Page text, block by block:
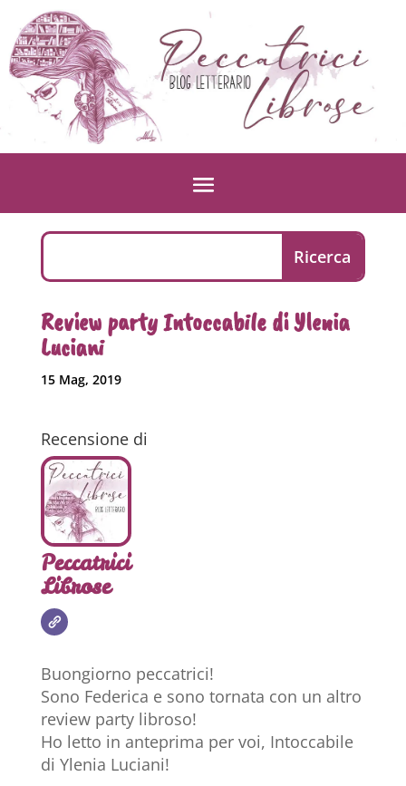
Review party Intoccabile di Ylenia
Luciani
15 Mag, 2019
Recensione di
Peccatrici
Librose
Buongiorno peccatrici!
Sono Federica e sono tornata con un altro
review party libroso!
Ho letto in anteprima per voi, Intoccabile
di Ylenia Luciani!